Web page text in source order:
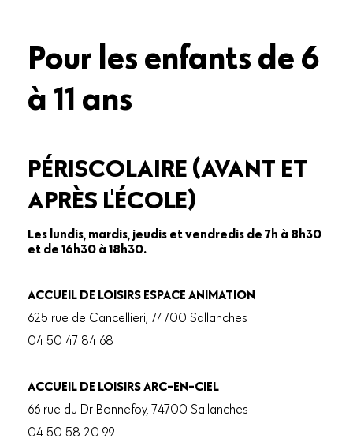
Pour les enfants de 6
à 11 ans
PÉRISCOLAIRE (AVANT ET
APRÈS L'ÉCOLE)
Les lundis, mardis, jeudis et vendredis de 7h à 8h30
et de 16h30 à 18h30.
ACCUEIL DE LOISIRS ESPACE ANIMATION
625 rue de Cancellieri, 74700 Sallanches
04 50 47 84 68
ACCUEIL DE LOISIRS ARC-EN-CIEL
66 rue du Dr Bonnefoy, 74700 Sallanches
04 50 58 20 99